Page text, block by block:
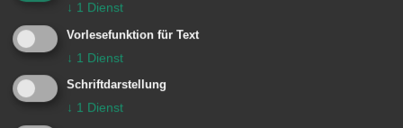
Einheiten Feuerwehr Aalen:
Zugführer vom Dienst
↓ 1 Dienst
Vorlesefunktion für Text
↓ 1 Dienst
Schriftdarstellung
↓ 1 Dienst